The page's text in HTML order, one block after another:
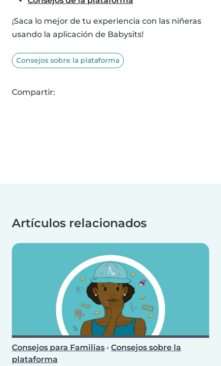
¡Saca lo mejor de tu experiencia con las niñeras
usando la aplicación de Babysits!
Consejos sobre la plataforma
Compartir:
Artículos relacionados
Consejos para Familias • Consejos sobre la
plataforma